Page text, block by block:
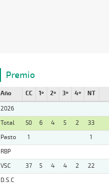
Premio
Año CC 1º 2º 3º 4º NT
2026
Total
50 6 4 5 2 33
Pasto
1 1
RBP
VSC
37 5 4 4 2 22
D.S.C